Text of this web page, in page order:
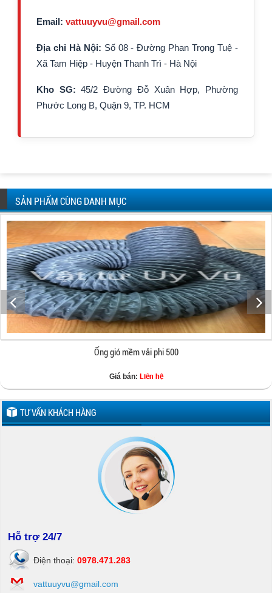
Email: vattuuyvu@gmail.com
Địa chỉ Hà Nội: Số 08 - Đường Phan Trọng Tuệ -
Xã Tam Hiệp - Huyện Thanh Trì - Hà Nội
Kho SG: 45/2 Đường Đỗ Xuân Hợp, Phường
Phước Long B, Quận 9, TP. HCM
SẢN PHẨM CÙNG DANH MỤC
Ống gió mềm vải phi 500
Giá bán: Liên hệ
TƯ VẤN KHÁCH HÀNG
Hỗ trợ 24/7
Điện thoại: 0978.471.283
vattuuyvu@gmail.com